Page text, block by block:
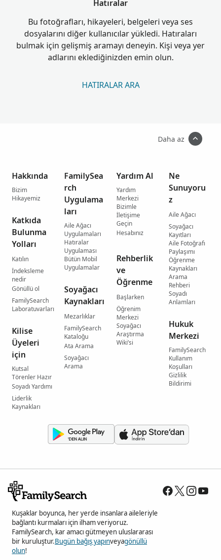
Hatıralar
Bu fotoğrafları, hikayeleri, belgeleri veya ses
dosyalarını diğer kullanıcılar yükledi. Hatıraları
bulmak için gelişmiş aramayı deneyin. Kişi veya yer
adlarını eklediğinizden emin olun.
HATIRALAR ARA
Daha az
Hakkında
Bizim
Hikayemiz
Katkıda
Bulunma
Yolları
Katılın
İndeksleme
nedir
Gönüllü ol
FamilySearch
Laboratuvarları
Kilise
Üyeleri
için
Kutsal
Törenler Hazır
Soyadı Yardımı
Liderlik
Kaynakları
FamilySea
rch
Uygulama
ları
Aile Ağacı
Uygulamaları
Hatıralar
Uygulaması
Bütün Mobil
Uygulamalar
Soyağacı
Kaynakları
Mezarlıklar
FamilySearch
Kataloğu
Ata Arama
Soyağacı
Arama
Yardım Al
Yardım
Merkezi
Bizimle
İletişime
Geçin
Hesabınız
Rehberlik
ve
Öğrenme
Başlarken
Öğrenim
Merkezi
Soyağacı
Araştırma
Wiki’si
Ne
Sunuyoru
z
Aile Ağacı
Soyağacı
Kayıtları
Aile Fotoğrafı
Paylaşımı
Öğrenme
Kaynakları
Arama
Rehberi
Soyadı
Anlamları
Hukuk
Merkezi
FamilySearch
Kullanım
Koşulları
Gizlilik
Bildirimi
Kuşaklar boyunca, her yerde insanlara aileleriyle
bağlantı kurmaları için ilham veriyoruz.
FamilySearch, kar amacı gütmeyen uluslararası
bir kuruluştur.Bugün bağış yapınveyagönüllü
olun!